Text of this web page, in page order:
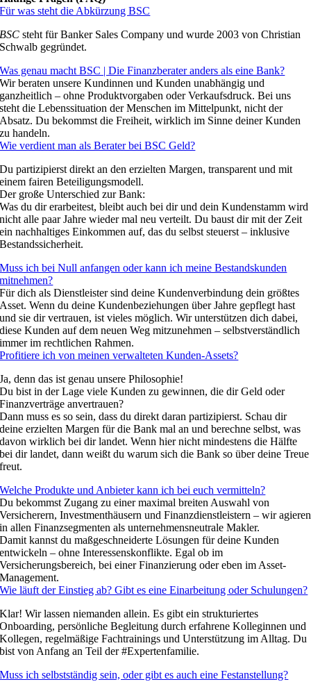
Für was steht die Abkürzung BSC
BSC steht für Banker Sales Company und wurde 2003 von Christian
Schwalb gegründet.
Was genau macht BSC | Die Finanzberater anders als eine Bank?
Wir beraten unsere Kundinnen und Kunden unabhängig und
ganzheitlich – ohne Produktvorgaben oder Verkaufsdruck. Bei uns
steht die Lebenssituation der Menschen im Mittelpunkt, nicht der
Absatz. Du bekommst die Freiheit, wirklich im Sinne deiner Kunden
zu handeln.
Wie verdient man als Berater bei BSC Geld?
Du partizipierst direkt an den erzielten Margen, transparent und mit
einem fairen Beteiligungsmodell.
Der große Unterschied zur Bank:
Was du dir erarbeitest, bleibt auch bei dir und dein Kundenstamm wird
nicht alle paar Jahre wieder mal neu verteilt. Du baust dir mit der Zeit
ein nachhaltiges Einkommen auf, das du selbst steuerst – inklusive
Bestandssicherheit.
Muss ich bei Null anfangen oder kann ich meine Bestandskunden
mitnehmen?
Für dich als Dienstleister sind deine Kundenverbindung dein größtes
Asset. Wenn du deine Kundenbeziehungen über Jahre gepflegt hast
und sie dir vertrauen, ist vieles möglich. Wir unterstützen dich dabei,
diese Kunden auf dem neuen Weg mitzunehmen – selbstverständlich
immer im rechtlichen Rahmen.
Profitiere ich von meinen verwalteten Kunden-Assets?
Ja, denn das ist genau unsere Philosophie!
Du bist in der Lage viele Kunden zu gewinnen, die dir Geld oder
Finanzverträge anvertrauen?
Dann muss es so sein, dass du direkt daran partizipierst. Schau dir
deine erzielten Margen für die Bank mal an und berechne selbst, was
davon wirklich bei dir landet. Wenn hier nicht mindestens die Hälfte
bei dir landet, dann weißt du warum sich die Bank so über deine Treue
freut.
Welche Produkte und Anbieter kann ich bei euch vermitteln?
Du bekommst Zugang zu einer maximal breiten Auswahl von
Versicherern, Investmenthäusern und Finanzdienstleistern – wir agieren
in allen Finanzsegmenten als unternehmensneutrale Makler.
Damit kannst du maßgeschneiderte Lösungen für deine Kunden
entwickeln – ohne Interessenskonflikte. Egal ob im
Versicherungsbereich, bei einer Finanzierung oder eben im Asset-
Management.
Wie läuft der Einstieg ab? Gibt es eine Einarbeitung oder Schulungen?
Klar! Wir lassen niemanden allein. Es gibt ein strukturiertes
Onboarding, persönliche Begleitung durch erfahrene Kolleginnen und
Kollegen, regelmäßige Fachtrainings und Unterstützung im Alltag. Du
bist von Anfang an Teil der #Expertenfamilie.
Muss ich selbstständig sein, oder gibt es auch eine Festanstellung?